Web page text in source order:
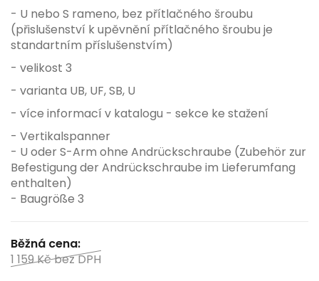
- U nebo S rameno, bez přítlačného šroubu
(přislušenství k upěvnění přítlačného šroubu je
standartním příslušenstvím)
- velikost 3
- varianta UB, UF, SB, U
- více informací v katalogu - sekce ke stažení
- Vertikalspanner
- U oder S-Arm ohne Andrückschraube (Zubehör zur
Befestigung der Andrückschraube im Lieferumfang
enthalten)
- Baugröße 3
Běžná cena:
1 159 Kčbez DPH